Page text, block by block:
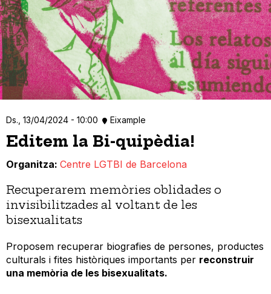
Ds., 13/04/2024 - 10:00 Eixample
Editem la Bi-quipèdia!
Organitza Centre LGTBI de Barcelona
Recuperarem memòries oblidades o
invisibilitzades al voltant de les
bisexualitats
Proposem recuperar biografies de persones, productes
culturals i fites històriques importants per reconstruir
una memòria de les bisexualitats.